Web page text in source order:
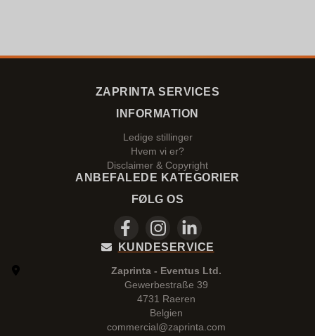
ZAPRINTA SERVICES
INFORMATION
Ledige stillinger
Hvem vi er?
Disclaimer & Copyright
ANBEFALEDE KATEGORIER
FØLG OS
KUNDESERVICE
Zaprinta - Eventus Ltd.
Gewerbestraße 39
4731 Raeren
Belgien
commercial@zaprinta.com